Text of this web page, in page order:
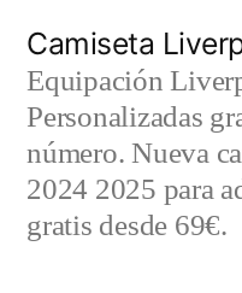
contenido
Camiseta
Equipación
Personalizadas
número. Nueva
2024 2025 para
gratis desde 69€.